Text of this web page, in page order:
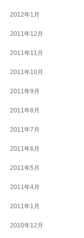
2012年1月
2011年12月
2011年11月
2011年10月
2011年9月
2011年8月
2011年7月
2011年6月
2011年5月
2011年4月
2011年1月
2010年12月